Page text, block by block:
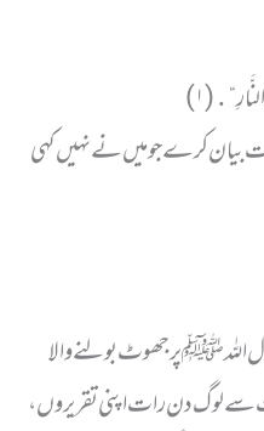
کرے جو میں نے نہیں کہی
اللہ ﷺ پر جھوٹ بولنے والا
لوگ دن رات اپنی تقریروں،